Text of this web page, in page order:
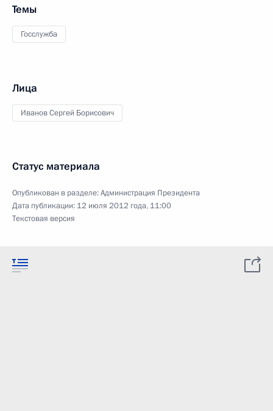
Темы
Госслужба
Лица
Иванов Сергей Борисович
Статус материала
Опубликован в разделе:Администрация Президента
Дата публикации: 12 июля 2012 года, 11:00
Текстовая версия